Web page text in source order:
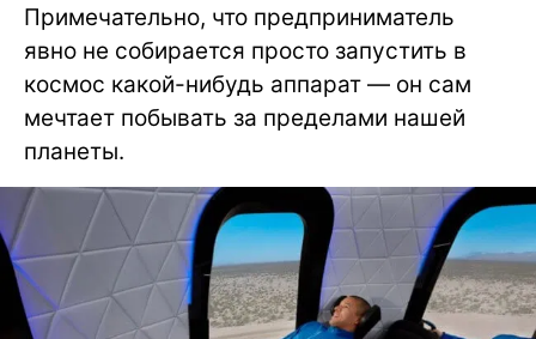
Примечательно, что предприниматель
явно не собирается просто запустить в
космос какой-нибудь аппарат — он сам
мечтает побывать за пределами нашей
планеты.